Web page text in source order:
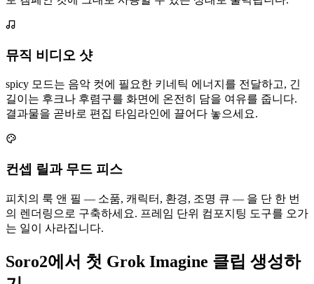
뮤직 비디오 샷
spicy 모드는 음악 컷에 필요한 키네틱 에너지를 전달하고, 긴
길이는 후크나 후렴구를 화면에 온전히 담을 여유를 줍니다.
결과물을 곧바로 편집 타임라인에 끌어다 놓으세요.
컨셉 릴과 무드 피스
피치의 룩 앤 필 — 소품, 캐릭터, 환경, 조명 큐 — 을 단 한 번
의 렌더링으로 구축하세요. 프레임 단위 컴포지팅 도구를 오가
는 일이 사라집니다.
Soro2에서 첫 Grok Imagine 클립 생성하